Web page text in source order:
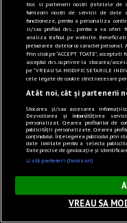
Noi si partenerii nostri (retelele de
furnizorii nostri de servicii de date
functioneze, pentru a personaliza
si/sau profilul dvs., pentru a va
analiza traficul pe website. Beneficiati
prelucrarea datelor cu caracter
Prin click pe “ACCEPT TOATE”,
acceptul dvs. cu privire la stocarea/
pe “VREAU SA MODIFIC SETARILE
cele legate de cookie strict necesare
Atât noi, cât și partenerii
Stocarea și/sau accesarea
Dezvoltarea și îmbunătățirea
personalizat. Crearea profilurilor de
publicității personalizate. Crearea
conținutului. Înțelegerea publicului prin
date limitate pentru a selecta
Date precise de geolocație și
Listă parteneri (furnizori)
VREAU SA